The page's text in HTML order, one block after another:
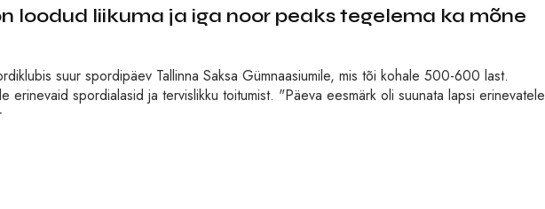
loodud liikuma ja iga noor peaks tegelema ka mõne
suur spordipäev Tallinna Saksa Gümnaasiumile, mis tõi kohale 500-600 last.
erinevaid spordialasid ja tervislikku toitumist. "Päeva eesmärk oli suunata lapsi erinevatele